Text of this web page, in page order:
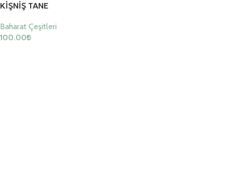
KİŞNİŞ TANE
Baharat Çeşitleri
100.00₺